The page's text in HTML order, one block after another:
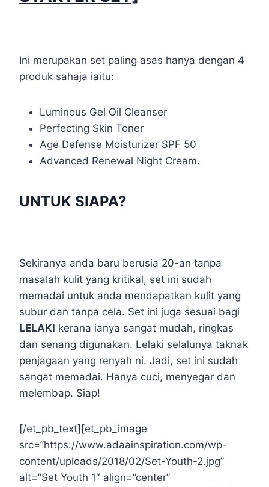
Ini merupakan set paling asas hanya dengan 4
produk sahaja iaitu:
Luminous Gel Oil Cleanser
Perfecting Skin Toner
Age Defense Moisturizer SPF 50
Advanced Renewal Night Cream.
UNTUK SIAPA?
Sekiranya anda baru berusia 20-an tanpa
masalah kulit yang kritikal, set ini sudah
memadai untuk anda mendapatkan kulit yang
subur dan tanpa cela. Set ini juga sesuai bagi
LELAKI kerana ianya sangat mudah, ringkas
dan senang digunakan. Lelaki selalunya taknak
penjagaan yang renyah ni. Jadi, set ini sudah
sangat memadai. Hanya cuci, menyegar dan
melembap. Siap!
[/et_pb_text][et_pb_image
src=”https://www.adaainspiration.com/wp-
content/uploads/2018/02/Set-Youth-2.jpg”
alt=”Set Youth 1″ align=”center”